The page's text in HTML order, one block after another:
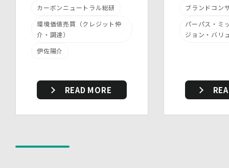
員に定期的な研修を実施しています。
・ 個人データについての秘密保持に関する事項を就業規
則に規定しています。
・個人データを取扱う区域において、従業員の入退室管理
す。
・個人データを取り扱う機器、電子媒体及び書類等の盗難
・事務所内外の移動を含め、個人情報を取り扱う機器、電
カーボンニュートラル総研
環境価値売買（クレジット仲
介・調達）
伊佐陽介
READ MORE
ブランドコン
パーパス・ミ
ジョン・バリ